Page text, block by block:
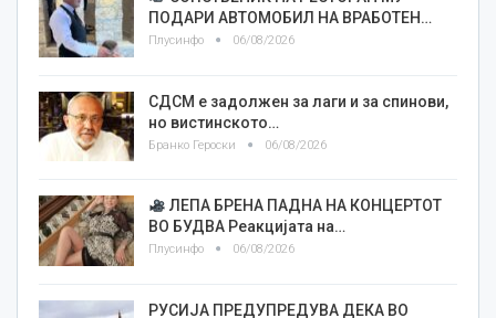
ПОДАРИ АВТОМОБИЛ НА ВРАБОТЕН…
Плусинфо 06/08/2026
СДСМ е задолжен за лаги и за спинови,
но вистинското…
Бранко Героски 06/08/2026
ЛЕПА БРЕНА ПАДНА НА КОНЦЕРТОТ
ВО БУДВА Реакцијата на…
Плусинфо 06/08/2026
РУСИЈА ПРЕДУПРЕДУВА ДЕКА ВО